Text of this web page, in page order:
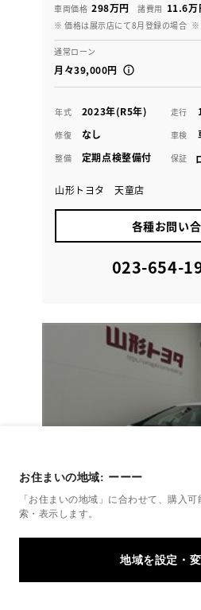
お住まいの地域: ーーー
「お住まいの地域」に合わせて、購入
索・表示します。
車両価格 298万円 諸費用 11.6万
※ 価格は展示店にて8月登録の場合 ※
通常ローン
月々39,000円
年式 2023年(R5年) 走行
修復 なし 車検
整備 定期点検整備付 保証
山形トヨタ 天童店
各種お問い
023-654-